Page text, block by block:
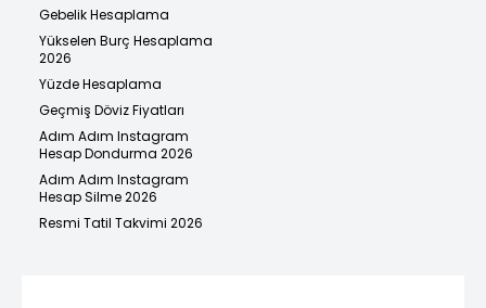
Gebelik Hesaplama
Yükselen Burç Hesaplama
2026
Yüzde Hesaplama
Geçmiş Döviz Fiyatları
Adım Adım Instagram
Hesap Dondurma 2026
Adım Adım Instagram
Hesap Silme 2026
Resmi Tatil Takvimi 2026